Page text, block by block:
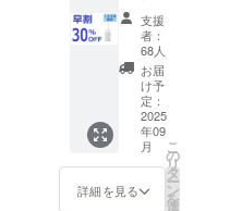
いいたしま
す。
【当社規約
とご案内事
項】
●キャンセル
願い致
しま
す。 ※
配送シ
ステム
上オプ
ション
のみの
ご支援
でもオ
プショ
F100名
限定 定
11,000
→7,700
（税・
送料
込）
【内
容】 ■
支援
者：
68人
お届
け予
定：
2025
年09
月
詳細を見る
こ
の
リ
タ
ー
ン
を